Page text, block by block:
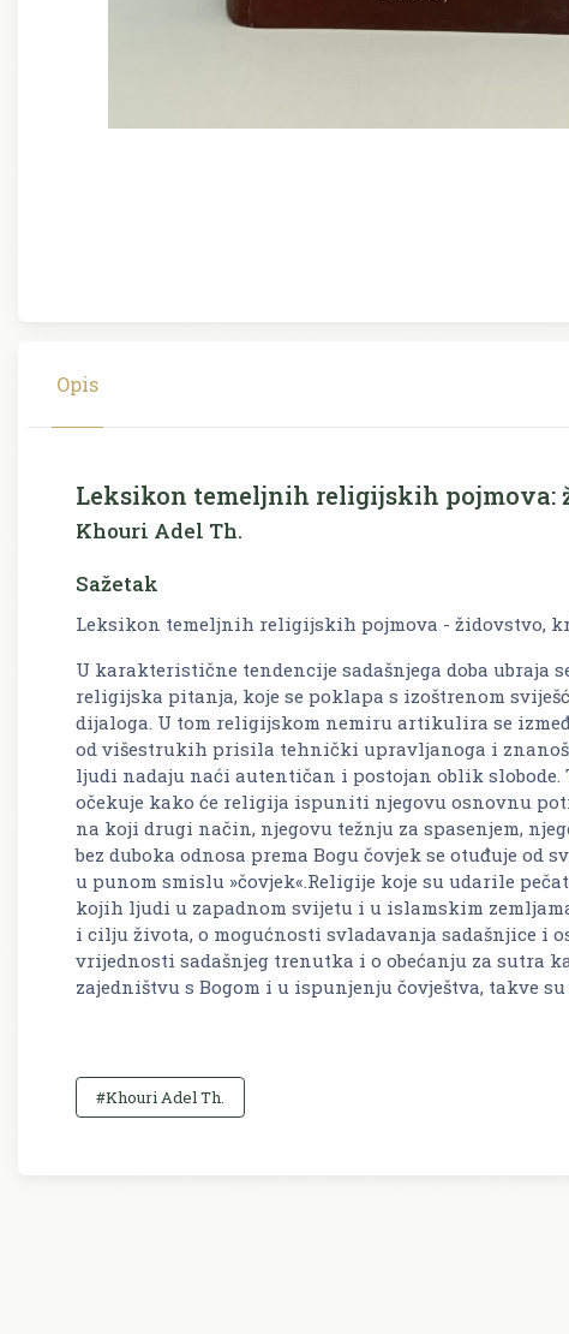
Opis
Leksikon temeljnih religijskih pojmova:
Khouri Adel Th.
Sažetak
Leksikon temeljnih religijskih pojmova - židovstvo,
U karakteristične tendencije sadašnjega doba ubraja
religijska pitanja, koje se poklapa s izoštrenom
dijaloga. U tom religijskom nemiru artikulira se
od višestrukih prisila tehnički upravljanoga i
ljudi nadaju naći autentičan i postojan oblik slobode.
očekuje kako će religija ispuniti njegovu osnovnu
na koji drugi način, njegovu težnju za spasenjem,
bez duboka odnosa prema Bogu čovjek se otuđuje
u punom smislu »čovjek«.Religije koje su udarile
kojih ljudi u zapadnom svijetu i u islamskim
i cilju života, o mogućnosti svladavanja sadašnjice i
vrijednosti sadašnjeg trenutka i o obećanju za sutra
zajedništvu s Bogom i u ispunjenju čovještva, takve
#Khouri Adel Th.